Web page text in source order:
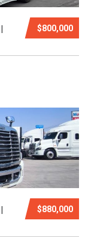
$800,000
$880,000